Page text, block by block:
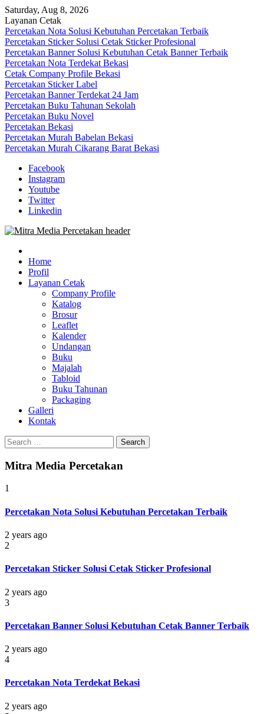
Skip
to
content
Saturday, Aug 8, 2026
Layanan Cetak
Percetakan Nota Solusi Kebutuhan Percetakan Terbaik
Percetakan Sticker Solusi Cetak Sticker Profesional
Percetakan Banner Solusi Kebutuhan Cetak Banner Terbaik
Percetakan Nota Terdekat Bekasi
Cetak Company Profile Bekasi
Percetakan Sticker Label
Percetakan Banner Terdekat 24 Jam
Percetakan Buku Tahunan Sekolah
Percetakan Buku Novel
Percetakan Bekasi
Percetakan Murah Babelan Bekasi
Percetakan Murah Cikarang Barat Bekasi
Facebook
Instagram
Youtube
Twitter
Linkedin
Mitra Media Percetakan Bekasi
0813-1670-6191
0813-1670-6191 (Call/WA) Perusahaan Tempat Alamat Jasa Pusat
Percetakan Bekasi Barat Timur Utara Selatan Murah 24 Jam
Home
Profil
Layanan Cetak
Company Profile
Katalog
Brosur
Leaflet
Kalender
Undangan
Buku
Majalah
Tabloid
Buku Tahunan
Packaging
Galleri
Kontak
Search
for:
Mitra Media Percetakan
1
Percetakan Nota Solusi Kebutuhan Percetakan Terbaik
2 years ago
2
Percetakan Sticker Solusi Cetak Sticker Profesional
2 years ago
3
Percetakan Banner Solusi Kebutuhan Cetak Banner Terbaik
2 years ago
4
Percetakan Nota Terdekat Bekasi
2 years ago